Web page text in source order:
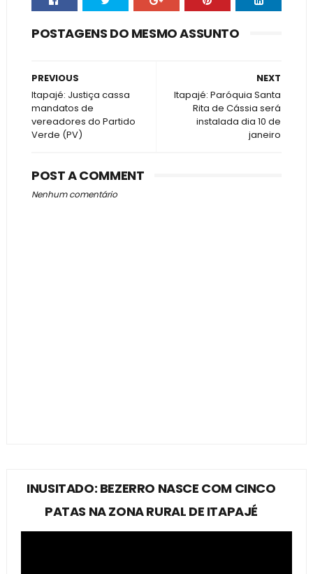
POSTAGENS DO MESMO ASSUNTO
NEXT
Itapajé: Paróquia Santa
Rita de Cássia será
instalada dia 10 de
janeiro
PREVIOUS
Itapajé: Justiça cassa
mandatos de
vereadores do Partido
Verde (PV)
POST A COMMENT
Nenhum comentário
INUSITADO: BEZERRO NASCE COM CINCO
PATAS NA ZONA RURAL DE ITAPAJÉ